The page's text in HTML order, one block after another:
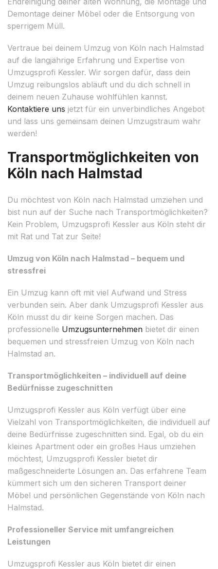
Demontage deiner Möbel oder die Entsorgung von
sperrigem Müll.
Vertraue bei deinem Umzug von Köln nach Halmstad
auf die langjährige Erfahrung und Expertise von
Umzugsprofi Kessler. Wir sorgen dafür, dass dein
Umzug reibungslos abläuft und du dich schnell in
deinem neuen Zuhause wohlfühlen kannst.
Kontaktiere uns jetzt für ein unverbindliches Angebot
und lass uns gemeinsam deinen Umzugstraum wahr
werden!
Transportmöglichkeiten von
Köln nach Halmstad
Du möchtest von Köln nach Halmstad umziehen und
bist nun auf der Suche nach Transportmöglichkeiten?
Kein Problem, Umzugsprofi Kessler aus Köln steht dir
mit Rat und Tat zur Seite!
Umzug von Köln nach Halmstad – bequem und
stressfrei
Ein Umzug kann oft mit viel Aufwand und Stress
verbunden sein. Aber dank Umzugsprofi Kessler aus
Köln musst du dir keine Sorgen machen. Das
professionelle Umzugsunternehmen bietet dir einen
bequemen und stressfreien Umzug von Köln nach
Halmstad an.
Transportmöglichkeiten – individuell auf deine
Bedürfnisse zugeschnitten
Umzugsprofi Kessler aus Köln verfügt über eine
Vielzahl von Transportmöglichkeiten, die individuell auf
deine Bedürfnisse zugeschnitten sind. Egal, ob du ein
kleines Apartment oder ein großes Haus umziehen
möchtest, Umzugsprofi Kessler bietet dir
maßgeschneiderte Lösungen an. Das erfahrene Team
kümmert sich um den sicheren Transport deiner
Möbel und persönlichen Gegenstände von Köln nach
Halmstad.
Professioneller Service mit umfangreichen
Leistungen
Umzugsprofi Kessler aus Köln bietet dir einen